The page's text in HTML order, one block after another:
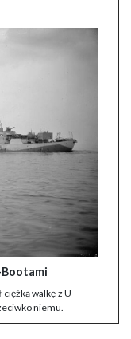
walkę z U-
niemu.